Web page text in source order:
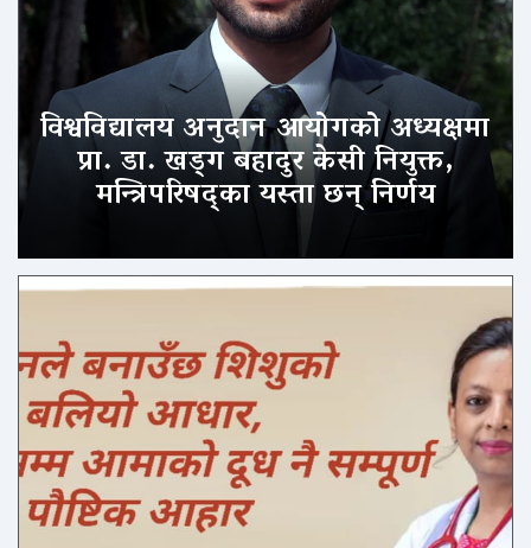
विश्वविद्यालय अनुदान आयोगको अध्यक्षमा
प्रा. डा. खड्ग बहादुर केसी नियुक्त,
मन्त्रिपरिषद्का यस्ता छन् निर्णय